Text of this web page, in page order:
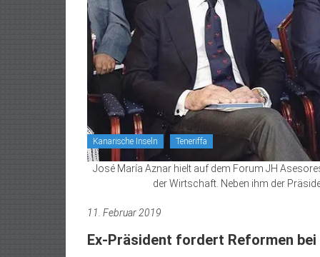
Kanarische Inseln Teneriffa
José María Aznar hielt auf dem Forum JH
der Wirtschaft. Neben ihm der
11. Februar 2019
Ex-Präsident fordert Reformen